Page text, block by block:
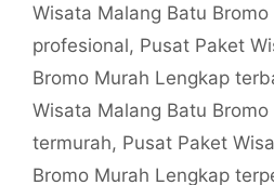
Wisata Malang Batu
profesional, Pusat Paket
Bromo Murah Lengkap
Wisata Malang Batu
termurah, Pusat Paket
Bromo Murah Lengkap